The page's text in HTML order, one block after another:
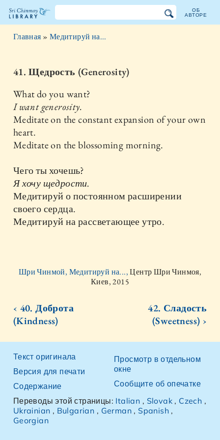
Библиотека
Чинмоя
ОБ
АВТОРЕ
Главная » Медитируй на...
41. Щедрость (Generosity)
What do you want?
I want generosity.
Meditate on the constant expansion of your own
heart.
Meditate on the blossoming morning.
Чего ты хочешь?
Я хочу щедрости.
Медитируй о постоянном расширении
своего сердца.
Медитируй на рассветающее утро.
Шри Чинмой, Медитируй на...,Центр Шри Чинмоя,
Киев, 2015
‹ 40. Доброта
(Kindness)
42. Сладость
(Sweetness) ›
Текст оригинала
Версия для печати
Содержание
Просмотр в отдельном
окне
Сообщите об опечатке
Переводы этой страницы: Italian , Slovak, Czech ,
Ukrainian , Bulgarian , German, Spanish,
Georgian